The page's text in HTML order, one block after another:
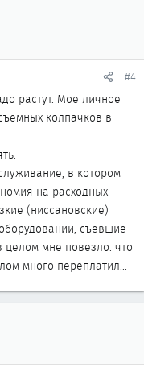
#4
растут. Мое личное
колпачков в
в котором
на расходных
(ниссановские)
съевшие
целом мне повезло. что
много переплатил...